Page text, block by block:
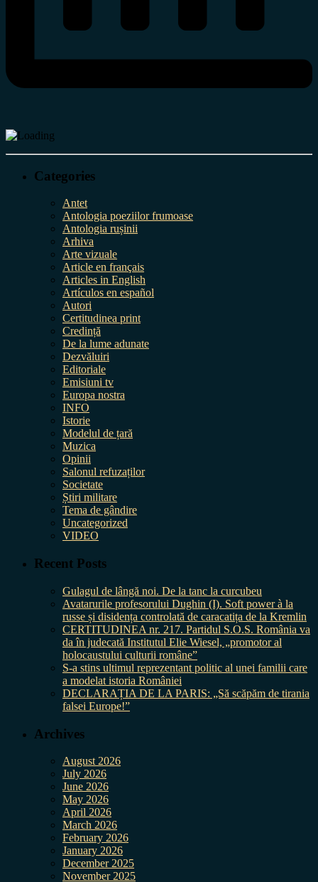
Categories
Antet
Antologia poeziilor frumoase
Antologia rușinii
Arhiva
Arte vizuale
Article en français
Articles in English
Artículos en español
Autori
Certitudinea print
Credință
De la lume adunate
Dezvăluiri
Editoriale
Emisiuni tv
Europa nostra
INFO
Istorie
Modelul de țară
Muzica
Opinii
Salonul refuzaților
Societate
Știri militare
Tema de gândire
Uncategorized
VIDEO
Recent Posts
Gulagul de lângă noi. De la tanc la curcubeu
Avatarurile profesorului Dughin (I). Soft power à la
russe și disidența controlată de caracatița de la Kremlin
CERTITUDINEA nr. 217. Partidul S.O.S. România va
da în judecată Institutul Elie Wiesel, „promotor al
holocaustului culturii române”
S-a stins ultimul reprezentant politic al unei familii care
a modelat istoria României
DECLARAȚIA DE LA PARIS: „Să scăpăm de tirania
falsei Europe!”
Archives
August 2026
July 2026
June 2026
May 2026
April 2026
March 2026
February 2026
January 2026
December 2025
November 2025